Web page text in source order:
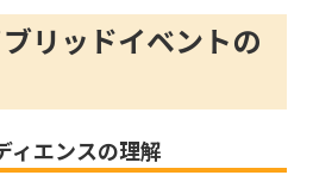
リッドイベントの
ィエンスの理解